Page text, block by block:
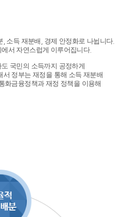
소득 재분배, 경제 안정화로 나뉩니다.
서 자연스럽게 이루어집니다.
국민의 소득까지 공정하게
정부는 재정을 통해 소득 재분배
화금융정책과 재정 정책을 이용해